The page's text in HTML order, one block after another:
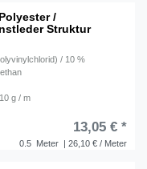
/
Struktur
/ 10 %
g / m
0.5 Meter | 26,10 € / Meter
13,05 € *